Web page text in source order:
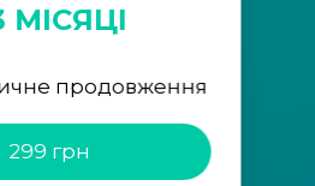
МІСЯЦІ
продовження
299 грн